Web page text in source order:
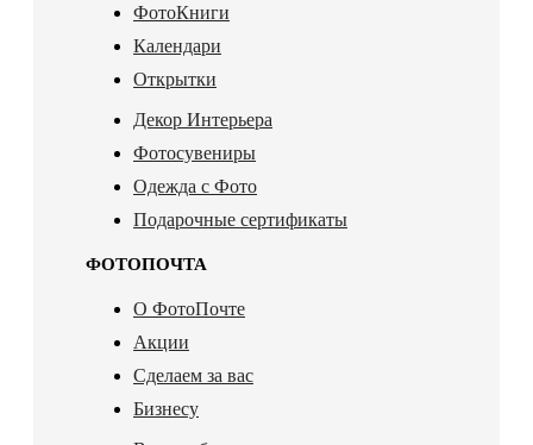
ФотоКниги
Календари
Открытки
Декор Интерьера
Фотосувениры
Одежда с Фото
Подарочные сертификаты
ФОТОПОЧТА
О ФотоПочте
Акции
Сделаем за вас
Бизнесу